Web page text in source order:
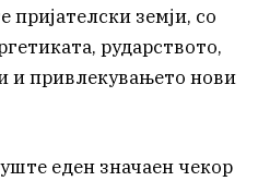
пријателски земји, со
рударството,
и привлекувањето нови
еден значаен чекор